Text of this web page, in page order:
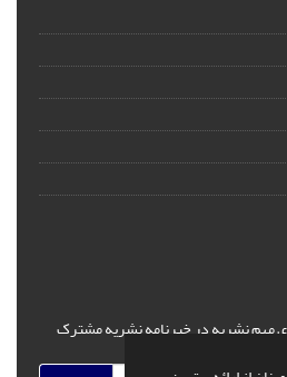
مهم نشریه در خبرنامه نشریه مشترک